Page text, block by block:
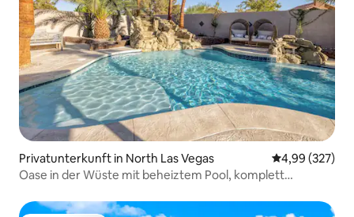
Privatunterkunft in North Las Vegas
4,99 (327)
Oase in der Wüste mit beheiztem Pool, komplett